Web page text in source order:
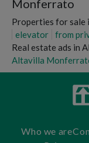
Monferrato
Properties for
elevator
from
Real estate ads in
Altavilla
Who we are